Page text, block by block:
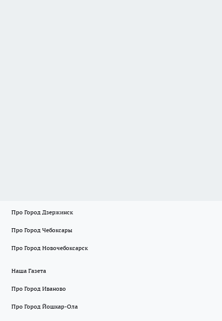
Про Город Дзержинск
Про Город Чебоксары
Про Город Новочебоксарск
Наша Газета
Про Город Иваново
Про Город Йошкар-Ола